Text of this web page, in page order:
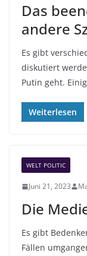
Das
andere
Es gibt
diskutiert
Putin geht.
Weiterlesen
WELT POLITIC
Juni 21, 2023
Die
Es gibt
Fällen